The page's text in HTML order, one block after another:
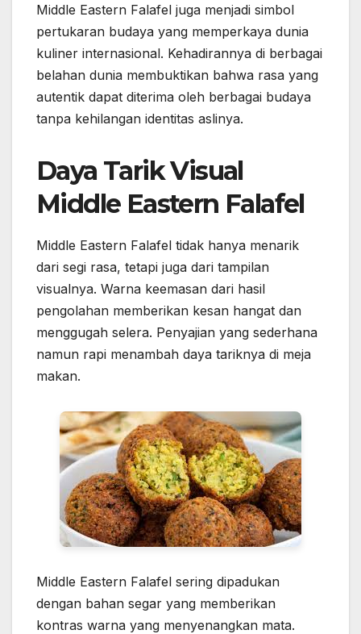
Middle Eastern Falafel juga menjadi simbol
pertukaran budaya yang memperkaya dunia
kuliner internasional. Kehadirannya di berbagai
belahan dunia membuktikan bahwa rasa yang
autentik dapat diterima oleh berbagai budaya
tanpa kehilangan identitas aslinya.
Daya Tarik Visual
Middle Eastern Falafel
Middle Eastern Falafel tidak hanya menarik
dari segi rasa, tetapi juga dari tampilan
visualnya. Warna keemasan dari hasil
pengolahan memberikan kesan hangat dan
menggugah selera. Penyajian yang sederhana
namun rapi menambah daya tariknya di meja
makan.
Middle Eastern Falafel sering dipadukan
dengan bahan segar yang memberikan
kontras warna yang menyenangkan mata.